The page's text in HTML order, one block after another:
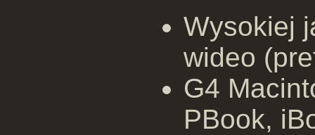
Wysokiej
wideo
G4
PBook,